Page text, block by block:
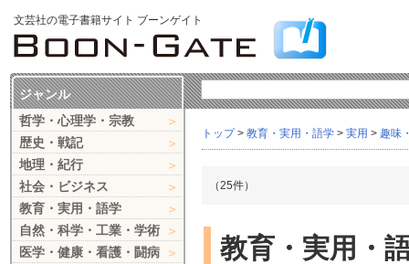
文芸社の電子書籍サイト ブーンゲイト
トップ> 教育・実用・語学 > 実用 > 趣味
（25件）
教育・実用・
ジャンル
哲学・心理学・宗教
歴史・戦記
地理・紀行
社会・ビジネス
教育・実用・語学
自然・科学・工業・学術
医学・健康・看護・闘病